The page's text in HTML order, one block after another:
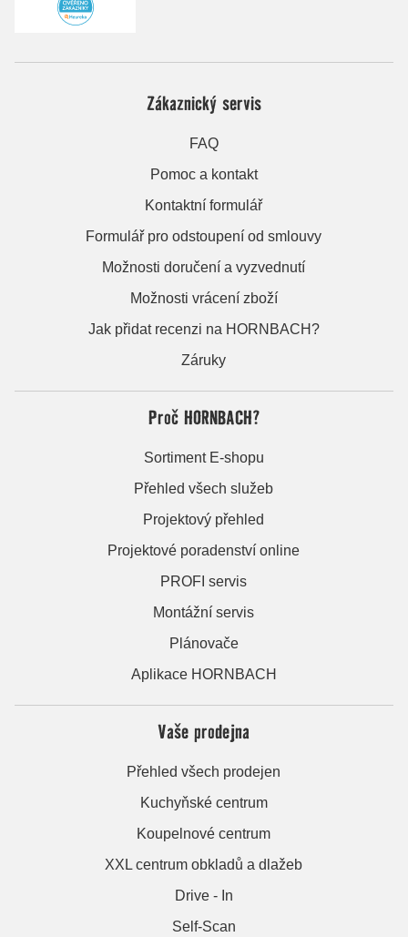
Zákaznický servis
FAQ
Pomoc a kontakt
Kontaktní formulář
Formulář pro odstoupení od smlouvy
Možnosti doručení a vyzvednutí
Možnosti vrácení zboží
Jak přidat recenzi na HORNBACH?
Záruky
Proč HORNBACH?
Sortiment E-shopu
Přehled všech služeb
Projektový přehled
Projektové poradenství online
PROFI servis
Montážní servis
Plánovače
Aplikace HORNBACH
Vaše prodejna
Přehled všech prodejen
Kuchyňské centrum
Koupelnové centrum
XXL centrum obkladů a dlažeb
Drive - In
Self-Scan